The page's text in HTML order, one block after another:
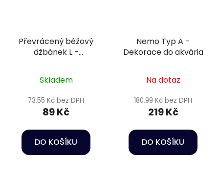
Převrácený béžový
džbánek L -
Skladem
73,55 Kč bez DPH
89 Kč
DO KOŠÍKU
Nemo Typ A -
Dekorace do akvária
Na dotaz
180,99 Kč bez DPH
219 Kč
DO KOŠÍKU